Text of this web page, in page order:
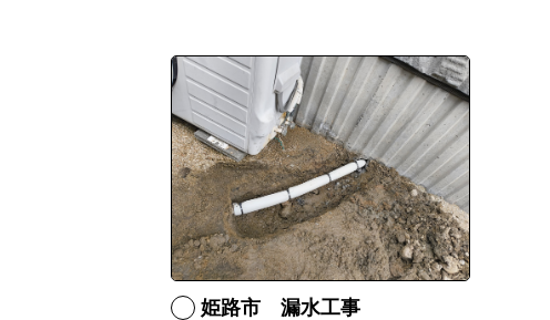
姫路市 漏水工事